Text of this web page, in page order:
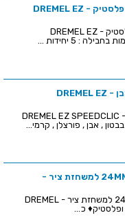
חבילת דיסקיות לחיתוך פלסטיק - DREMEL EZ
חבילת דיסקיות לחיתוך פלסטיק - DREMEL EZ
דיסקית יהלום לחיתוך אבן - DREMEL EZ
דיסקית יהלום לחיתוך אבן - DREMEL EZ SPEEDCLIC
חבילת דיסקיות חיתוך 24MM למשחזת ציר -
חבילת דיסקיות חיתוך 24MM למשחזת ציר - DREMEL